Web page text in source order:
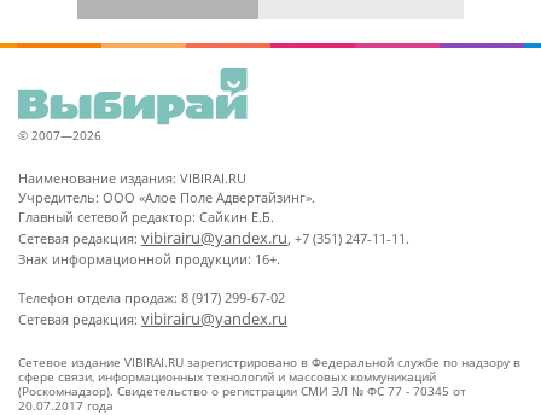
© 2007—2026
Наименование издания: VIBIRAI.RU
Учредитель: ООО «Алое Поле Адвертайзинг».
Главный сетевой редактор: Сайкин Е.Б.
Сетевая редакция: vibirairu@yandex.ru, +7 (351) 247-11-11.
Знак информационной продукции: 16+.
Телефон отдела продаж: 8 (917) 299-67-02
Сетевая редакция: vibirairu@yandex.ru
Сетевое издание VIBIRAI.RU зарегистрировано в Федеральной службе по надзору в
сфере связи, информационных технологий и массовых коммуникаций
(Роскомнадзор). Свидетельство о регистрации СМИ ЭЛ № ФС 77 - 70345 от
20.07.2017 года